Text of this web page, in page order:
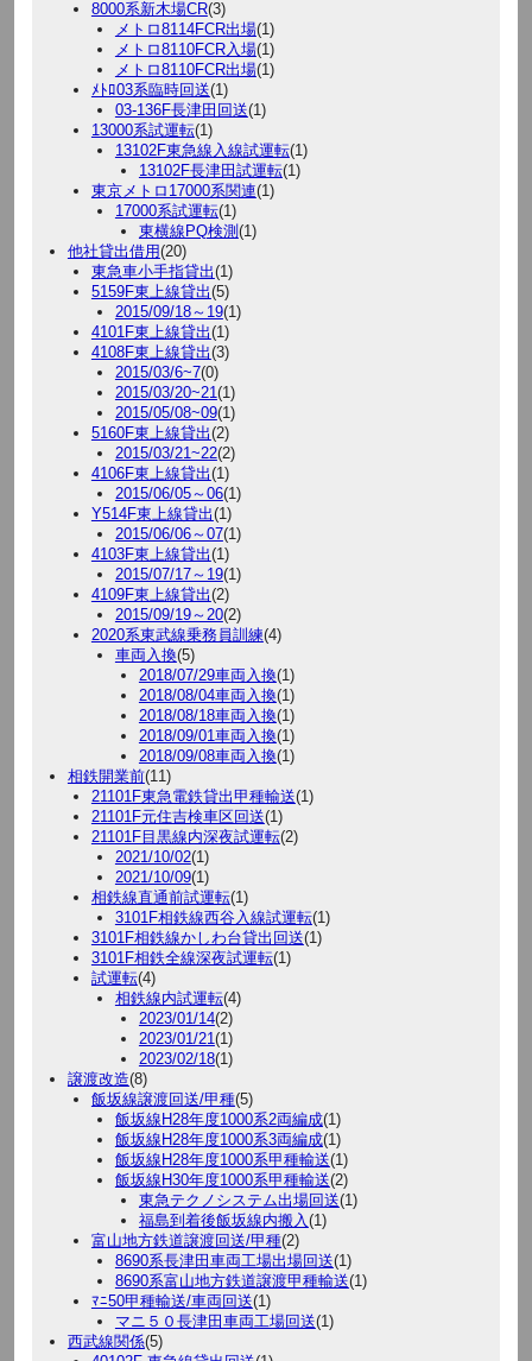
8000系新木場CR(3)
メトロ8114FCR出場(1)
メトロ8110FCR入場(1)
メトロ8110FCR出場(1)
ﾒﾄﾛ03系臨時回送(1)
03-136F長津田回送(1)
13000系試運転(1)
13102F東急線入線試運転(1)
13102F長津田試運転(1)
東京メトロ17000系関連(1)
17000系試運転(1)
東横線PQ検測(1)
他社貸出借用(20)
東急車小手指貸出(1)
5159F東上線貸出(5)
2015/09/18～19(1)
4101F東上線貸出(1)
4108F東上線貸出(3)
2015/03/6~7(0)
2015/03/20~21(1)
2015/05/08~09(1)
5160F東上線貸出(2)
2015/03/21~22(2)
4106F東上線貸出(1)
2015/06/05～06(1)
Y514F東上線貸出(1)
2015/06/06～07(1)
4103F東上線貸出(1)
2015/07/17～19(1)
4109F東上線貸出(2)
2015/09/19～20(2)
2020系東武線乗務員訓練(4)
車両入換(5)
2018/07/29車両入換(1)
2018/08/04車両入換(1)
2018/08/18車両入換(1)
2018/09/01車両入換(1)
2018/09/08車両入換(1)
相鉄開業前(11)
21101F東急電鉄貸出甲種輸送(1)
21101F元住吉検車区回送(1)
21101F目黒線内深夜試運転(2)
2021/10/02(1)
2021/10/09(1)
相鉄線直通前試運転(1)
3101F相鉄線西谷入線試運転(1)
3101F相鉄線かしわ台貸出回送(1)
3101F相鉄全線深夜試運転(1)
試運転(4)
相鉄線内試運転(4)
2023/01/14(2)
2023/01/21(1)
2023/02/18(1)
譲渡改造(8)
飯坂線譲渡回送/甲種(5)
飯坂線H28年度1000系2両編成(1)
飯坂線H28年度1000系3両編成(1)
飯坂線H28年度1000系甲種輸送(1)
飯坂線H30年度1000系甲種輸送(2)
東急テクノシステム出場回送(1)
福島到着後飯坂線内搬入 (1)
富山地方鉄道譲渡回送/甲種(2)
8690系長津田車両工場出場回送(1)
8690系富山地方鉄道譲渡甲種輸送(1)
ﾏﾆ50甲種輸送/車両回送(1)
マニ５０長津田車両工場回送(1)
西武線関係(5)